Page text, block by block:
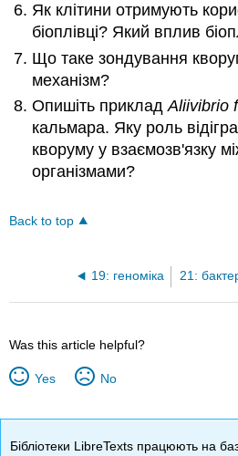
Як клітини отримують
біоплівці? Який вплив
Що таке зондування
механізм?
Опишіть прикладAliivibrio
кальмара. Яку роль
кворуму у взаємозв'язку
організмами?
Back to top
19: геноміка
Was this article helpful?
Yes No
Бібліотеки LibreTexts працюють на